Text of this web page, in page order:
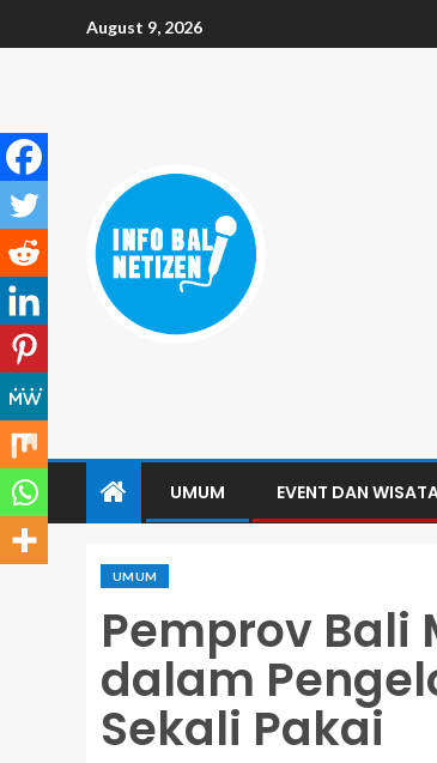
August 9, 2026
UMUM EVENT DAN
UMUM
Pemprov Bali
dalam
Sekali Pakai